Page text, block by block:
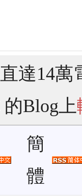
達14萬
Blog上
簡
體